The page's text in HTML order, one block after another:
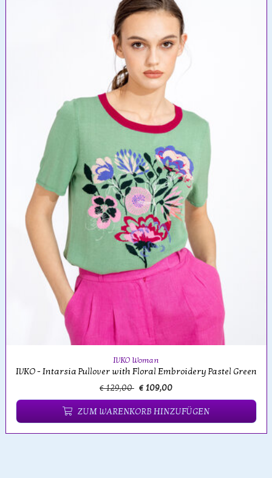
IVKO Woman
IVKO - Intarsia Pullover with Floral Embroidery Pastel Green
€ 129,00 € 109,00
ZUM WARENKORB HINZUFÜGEN